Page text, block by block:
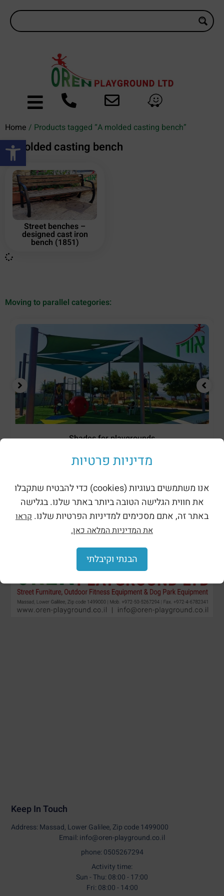
Open toolbar
Home / Products tagged “A molded casting bench”
A molded casting bench
Street benches –
designed cast iron
bench (1851)
Moving to parallel categories:
Shades for playgrounds
Keep In Touch
Address: Massad, Lower Galilee, Zip code 1499000
Email: info@oren-playground.co.il
phone: 0505267294
Activity time:
Sun - Thu: 08:00 - 17:00
Fri: 08:00 - 14:00
מדיניות פרטיות
אנו משתמשים בעוגיות (cookies) כדי להבטיח שתקבלו
את חווית הגלישה הטובה ביותר באתר שלנו. בגלישה
באתר זה, אתם מסכימים למדיניות הפרטיות שלנו. קראו
את המדיניות המלאה כאן.
הבנתי וקיבלתי